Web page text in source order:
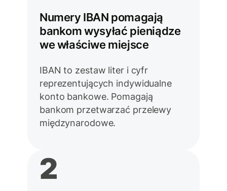
Numery IBAN pomagają
bankom wysyłać pieniądze
we właściwe miejsce
IBAN to zestaw liter i cyfr
reprezentujących indywidualne
konto bankowe. Pomagają
bankom przetwarzać przelewy
międzynarodowe.
2